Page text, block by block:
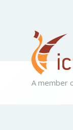
A member